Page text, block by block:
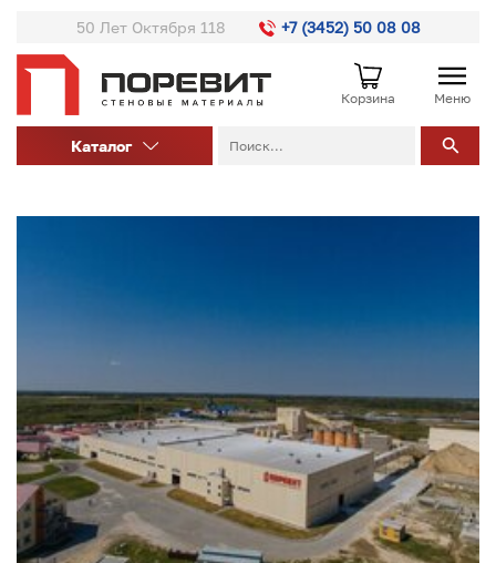
50 Лет Октября 118 +7 (3452) 50 08 08
Корзина Меню
Каталог